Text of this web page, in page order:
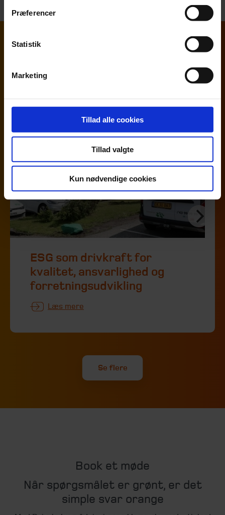
Præferencer
Statistik
Marketing
Tillad alle cookies
Tillad valgte
Kun nødvendige cookies
Artikler og cases om bæredygtighed
ESG som drivkraft for
kvalitet, ansvarlighed og
forretningsudvikling
Læs mere
Se flere
Book et møde
Når spørgsmålet er grønt, er det
simple svar orange